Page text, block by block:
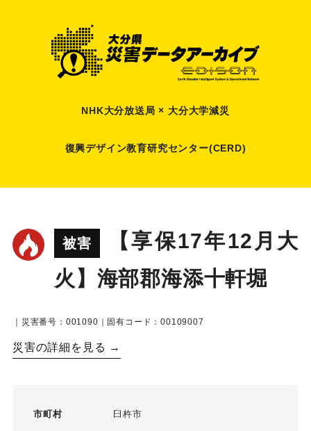
NHK大分放送局 × 大分大学減災
復興デザイン教育研究センター(CERD)
被害
【享保17年12月大
火】海部郡海添十軒堀
｜災害番号：001090｜固有コード：00109007
災害の詳細を見る →
市町村 臼杵市